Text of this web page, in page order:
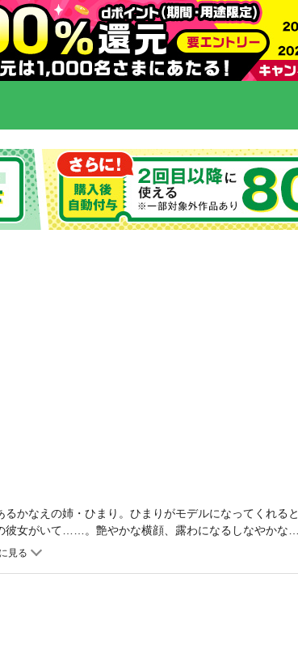
かなえの姉・ひまり。ひまりがモデルになってくれると
女がいて……。艶やかな横顔、露わになるしなやかな肢